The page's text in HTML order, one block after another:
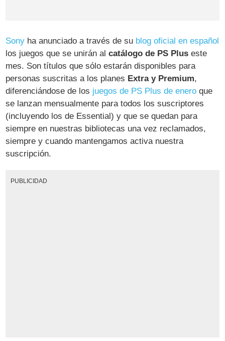
Sony ha anunciado a través de su blog oficial en español
los juegos que se unirán alcatálogo de PS Plus este
mes. Son títulos que sólo estarán disponibles para
personas suscritas a los planes Extra y Premium,
diferenciándose de los juegos de PS Plus de enero que
se lanzan mensualmente para todos los suscriptores
(incluyendo los de Essential) y que se quedan para
siempre en nuestras bibliotecas una vez reclamados,
siempre y cuando mantengamos activa nuestra
suscripción.
PUBLICIDAD